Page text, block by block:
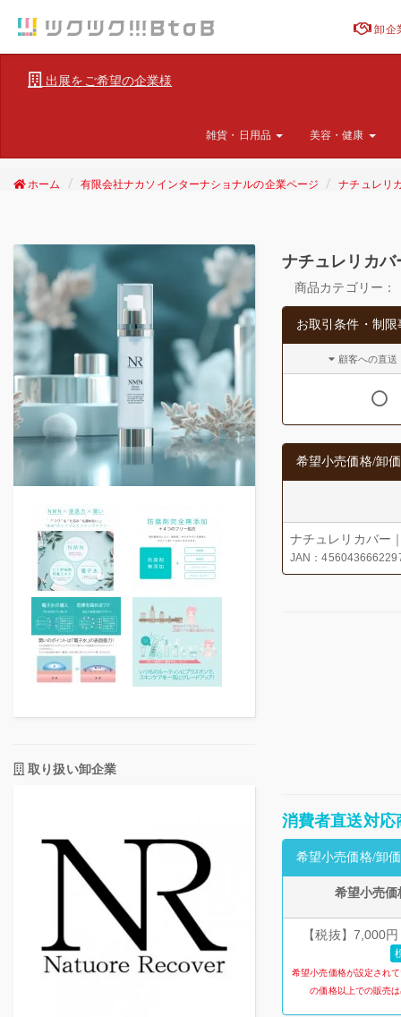
卸企
出展をご希望の企業様
雑貨・日用品 美容・健康
ホーム 有限会社ナカソインターナショナルの企業ページ ナチュレリ
取り扱い卸企業
ナチュレリカ
商品カテゴリー：
お取引条件・制限
顧客への直送
希望小売価格/卸
ナチュレリカバー
JAN：
消費者直送対応
希望小売価格/卸
希望小売価
【税抜】7,000
希望小売価格が設定され
の価格以上での販売